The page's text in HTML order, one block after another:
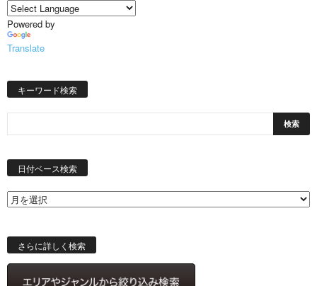
Powered by
Translate
キーワード検索
日付ベース検索
索
さらに詳しく検索